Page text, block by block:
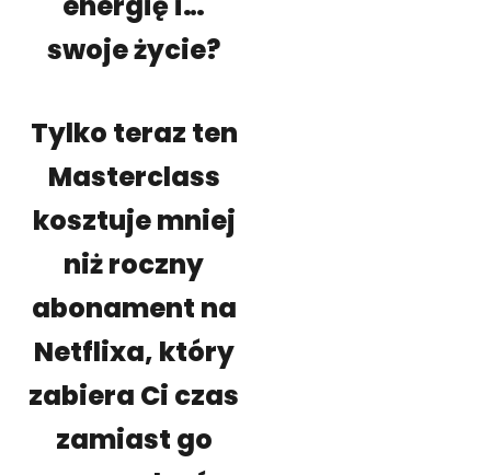
swoje życie?
Tylko teraz ten
Masterclass
kosztuje mniej
niż roczny
abonament na
Netflixa, który
zabiera Ci czas
zamiast go